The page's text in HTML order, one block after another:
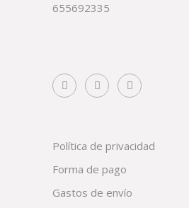
655692335
Política de privacidad
Forma de pago
Gastos de envío